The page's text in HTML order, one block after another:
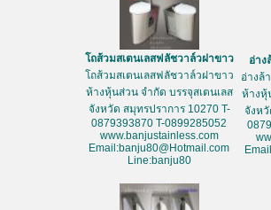
โถส้วมสเตนเลสฟลัชวาล์วฝาขาว
โถส้วมสเตนเลสฟลัชวาล์วฝาขาว
ห้างหุ้นส่วน จำกัด บรรจุสเตนเลส
จังหวัด สมุทรปราการ 10270 T-
0879393870 T-0899285052
www.banjustainless.com
Email:banju80@Hotmail.com
Line:banju80
อ่าง
อ่างล้
ห้างหุ้
จังห